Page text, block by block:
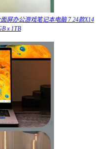
屏办公游戏笔记本电脑 7 24款X14
x 1TB